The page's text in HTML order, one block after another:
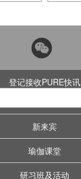
登记接收PURE快讯
新来宾
瑜伽课堂
研习班及活动